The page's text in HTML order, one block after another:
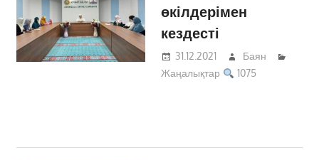
өкілдерімен
кездесті
31.12.2021
Баян
Жаңалықтар
1075